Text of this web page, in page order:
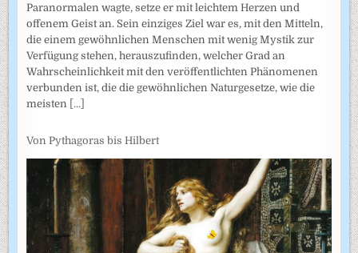
Paranormalen wagte, setze er mit leichtem Herzen und
offenem Geist an. Sein einziges Ziel war es, mit den Mitteln,
die einem gewöhnlichen Menschen mit wenig Mystik zur
Verfügung stehen, herauszufinden, welcher Grad an
Wahrscheinlichkeit mit den veröffentlichten Phänomenen
verbunden ist, die die gewöhnlichen Naturgesetze, wie die
meisten [...]
Von Pythagoras bis Hilbert